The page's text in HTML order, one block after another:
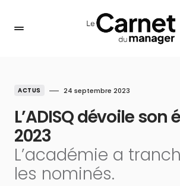
ACTUS 24 septembre 2023
L’ADISQ dévoile son
2023
L’académie a
les nominés.